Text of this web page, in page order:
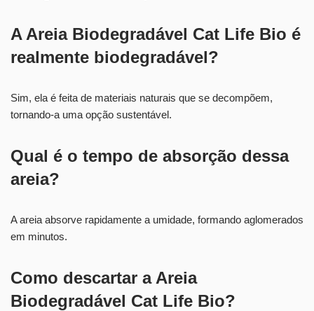
A Areia Biodegradável Cat Life Bio é
realmente biodegradável?
Sim, ela é feita de materiais naturais que se decompõem,
tornando-a uma opção sustentável.
Qual é o tempo de absorção dessa
areia?
A areia absorve rapidamente a umidade, formando aglomerados
em minutos.
Como descartar a Areia
Biodegradável Cat Life Bio?